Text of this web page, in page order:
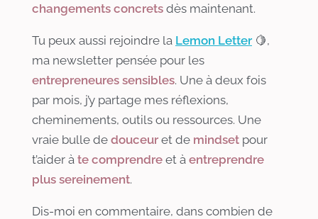
changements concrets dès maintenant.
Tu peux aussi rejoindre la Lemon Letter🍋,
ma newsletter pensée pour les
entrepreneures sensibles. Une à deux fois
par mois, j’y partage mes réflexions,
cheminements, outils ou ressources. Une
vraie bulle de douceur et de mindset pour
t’aider à te comprendre et à entreprendre
plus sereinement.
Dis-moi en commentaire, dans combien de